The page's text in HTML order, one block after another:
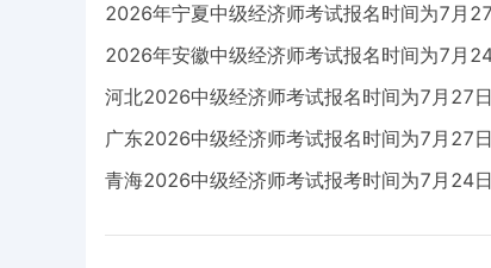
2026年宁夏中级经济师考试报名时间为7月
2026年安徽中级经济师考试报名时间为7月
河北2026中级经济师考试报名时间为7月27
广东2026中级经济师考试报名时间为7月27
青海2026中级经济师考试报考时间为7月24